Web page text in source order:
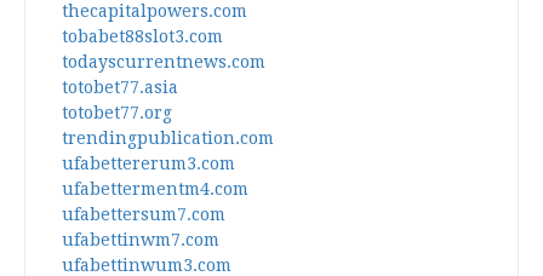
thecapitalpowers.com
tobabet88slot3.com
todayscurrentnews.com
totobet77.asia
totobet77.org
trendingpublication.com
ufabettererum3.com
ufabettermentm4.com
ufabettersum7.com
ufabettinwm7.com
ufabettinwum3.com